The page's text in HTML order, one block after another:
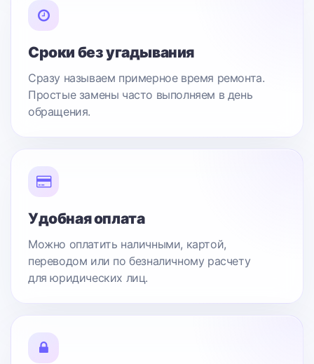
Сроки без угадывания
Сразу называем примерное время ремонта.
Простые замены часто выполняем в день
обращения.
Удобная оплата
Можно оплатить наличными, картой,
переводом или по безналичному расчету
для юридических лиц.